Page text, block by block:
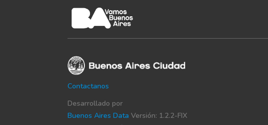
Contactanos
Desarrollado por
Buenos Aires Data Versión: 1.2.2-FIX